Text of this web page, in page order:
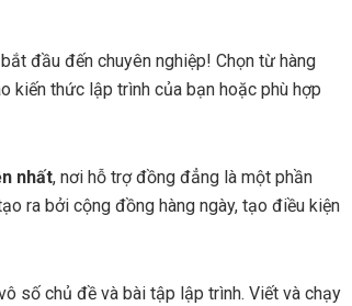
đầu đến chuyên nghiệp! Chọn từ hàng
kiến ​​thức lập trình của bạn hoặc phù hợp
nhất, nơi hỗ trợ đồng đẳng là một phần
ra bởi cộng đồng hàng ngày, tạo điều kiện
số chủ đề và bài tập lập trình. Viết và chạy